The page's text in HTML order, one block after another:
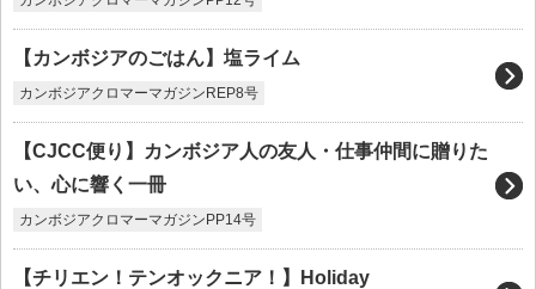
【カンボジアのごはん】塩ライム
カンボジアクロマーマガジンREP8号
【CJCC便り】カンボジア人の友人・仕事仲間に贈りた
い、心に響く一冊
カンボジアクロマーマガジンPP14号
【チリエン！テンオックニア！】Holiday